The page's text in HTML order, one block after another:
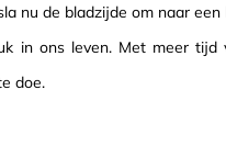
nu de bladzijde om naar een
in ons leven. Met meer tijd
doe.